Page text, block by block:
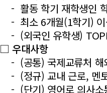
- 활동 학기 재학생인
- 최소 6개월(1학기) 이
- (외국인 유학생)
□ 우대사항
- (공통) 국제교류처 해
- (정규) 교내 근로, 멘
- (단기) 영어로 의사소